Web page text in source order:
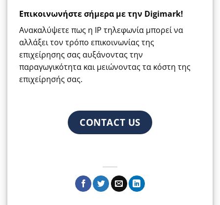
Επικοινωνήστεσήμερα με την Digimark!
Ανακαλύψετε πως η ΙΡ τηλεφωνία μπορεί να
αλλάξει τον τρόπο επικοινωνίας της
επιχείρησης σας αυξάνοντας την
παραγωγικότητα και μειώνοντας τα κόστη της
επιχείρησής σας.
CONTACT US